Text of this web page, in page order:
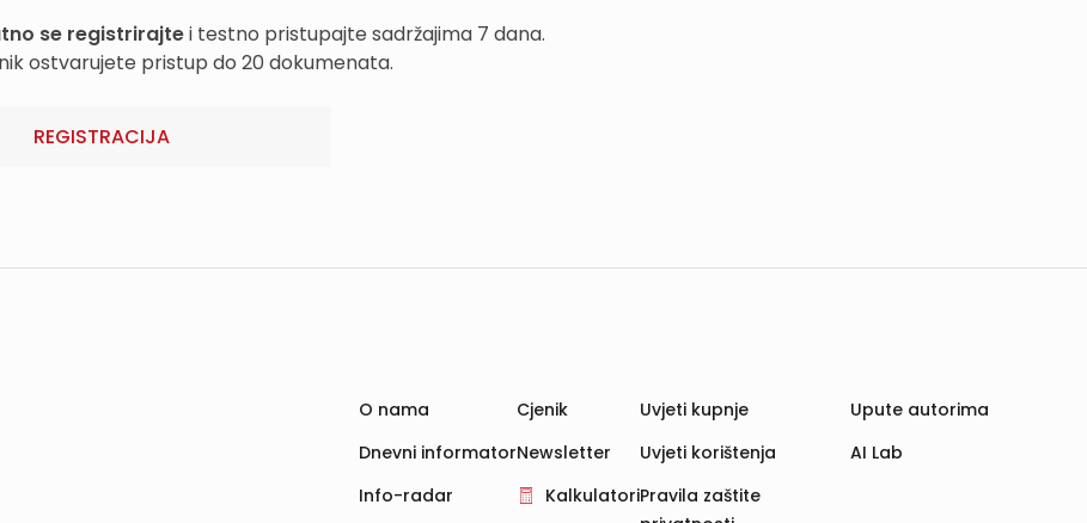
se registrirajtei testno pristupajte sadržajima 7 dana.
ostvarujete pristup do 20 dokumenata.
REGISTRACIJA
O nama
Dnevni informator
Info-radar
Cjenik
Newsletter
Kalkulatori
Uvjeti kupnje
Uvjeti korištenja
Pravila zaštite
Upute autorima
AI Lab